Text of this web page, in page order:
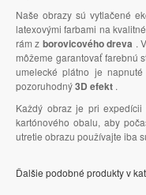
Naše obrazy sú vytlačené
latexovými farbami na
rám z borovicového dreva .
môžeme garantovať farebnú
umelecké plátno je
pozoruhodný3D efekt .
Každý obraz je pri
kartónového obalu, aby
utretie obrazu používajte iba
Ďalšie podobné produkty v